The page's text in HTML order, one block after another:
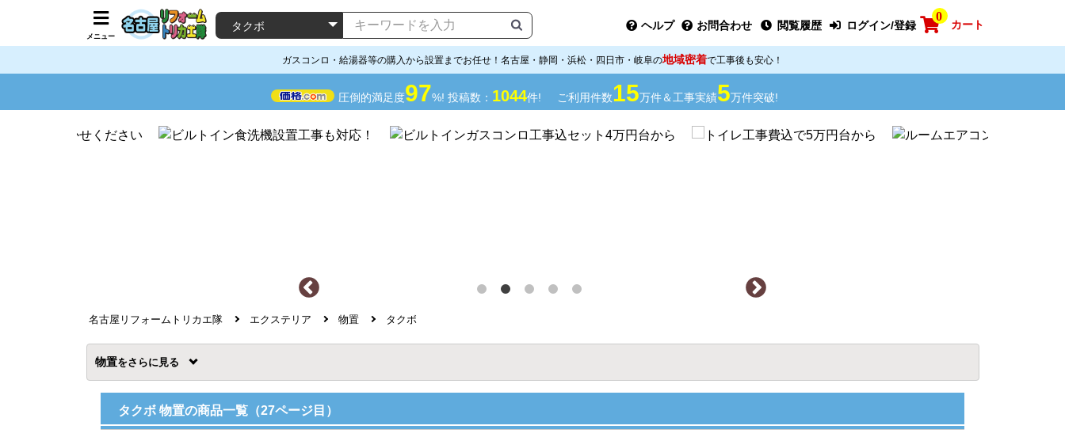
メニュー
ヘルプ お問合わせ 閲覧履歴 ログイン/登録
0
カート
ガスコンロ・給湯器等の購入から設置までお任せ！名古屋・静岡・浜松・四日市・岐阜の地域密着で工事後も安心！
圧倒的満足度97%! 投稿数： 1044件! ご利用件数15万件＆工事実績5万件突破!
名古屋リフォームトリカエ隊 エクステリア 物置 タクボ
物置を
タクボ 物置の商品一覧（27ページ目）